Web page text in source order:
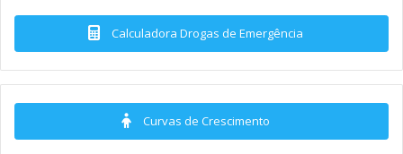
Calculadora Drogas de Emergência
Curvas de Crescimento